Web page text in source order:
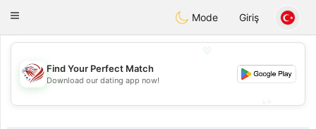
Dating
Toggle
Mode Giriş
💖
💕
Find Your Perfect Match
Download our dating app now!